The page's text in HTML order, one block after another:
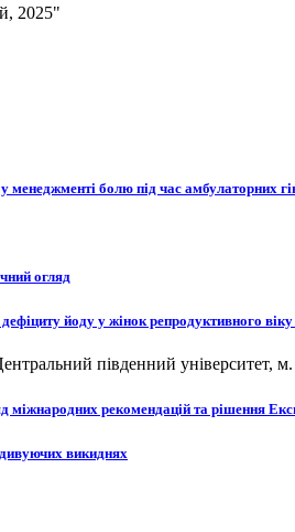
2025"
менеджменті болю під час амбулаторних
огляд
йоду у жінок репродуктивного
південний університет,
міжнародних рекомендацій та рішення
викиднях